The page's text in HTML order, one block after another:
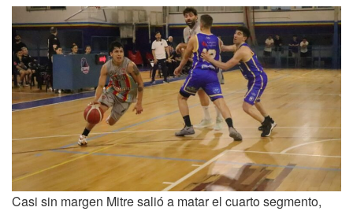
Casi sin margen Mitre salió a matar el cuarto segmento,